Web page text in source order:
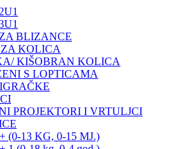
BLIZANCE
KOLICA
KIŠOBRAN KOLICA
S LOPTICAMA
PROJEKTORI I VRTULJCI
(0-13 KG, 0-15 MJ.)